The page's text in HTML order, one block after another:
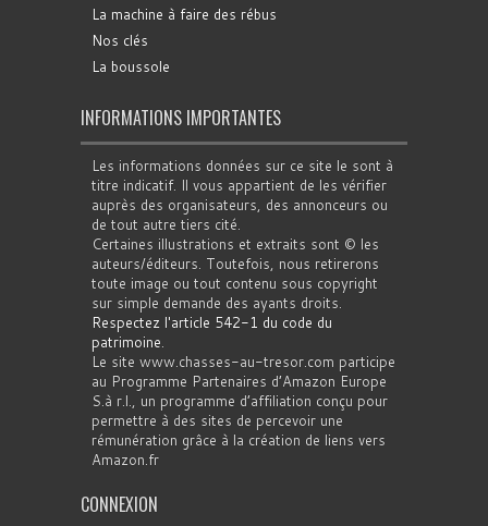
La machine à faire des rébus
Nos clés
La boussole
INFORMATIONS IMPORTANTES
Les informations données sur ce site le sont à
titre indicatif. Il vous appartient de les vérifier
auprès des organisateurs, des annonceurs ou
de tout autre tiers cité.
Certaines illustrations et extraits sont © les
auteurs/éditeurs. Toutefois, nous retirerons
toute image ou tout contenu sous copyright
sur simple demande des ayants droits.
Respectez l'article 542-1 du code du
patrimoine.
Le site www.chasses-au-tresor.com participe
au Programme Partenaires d’Amazon Europe
S.à r.l., un programme d’affiliation conçu pour
permettre à des sites de percevoir une
rémunération grâce à la création de liens vers
Amazon.fr
CONNEXION